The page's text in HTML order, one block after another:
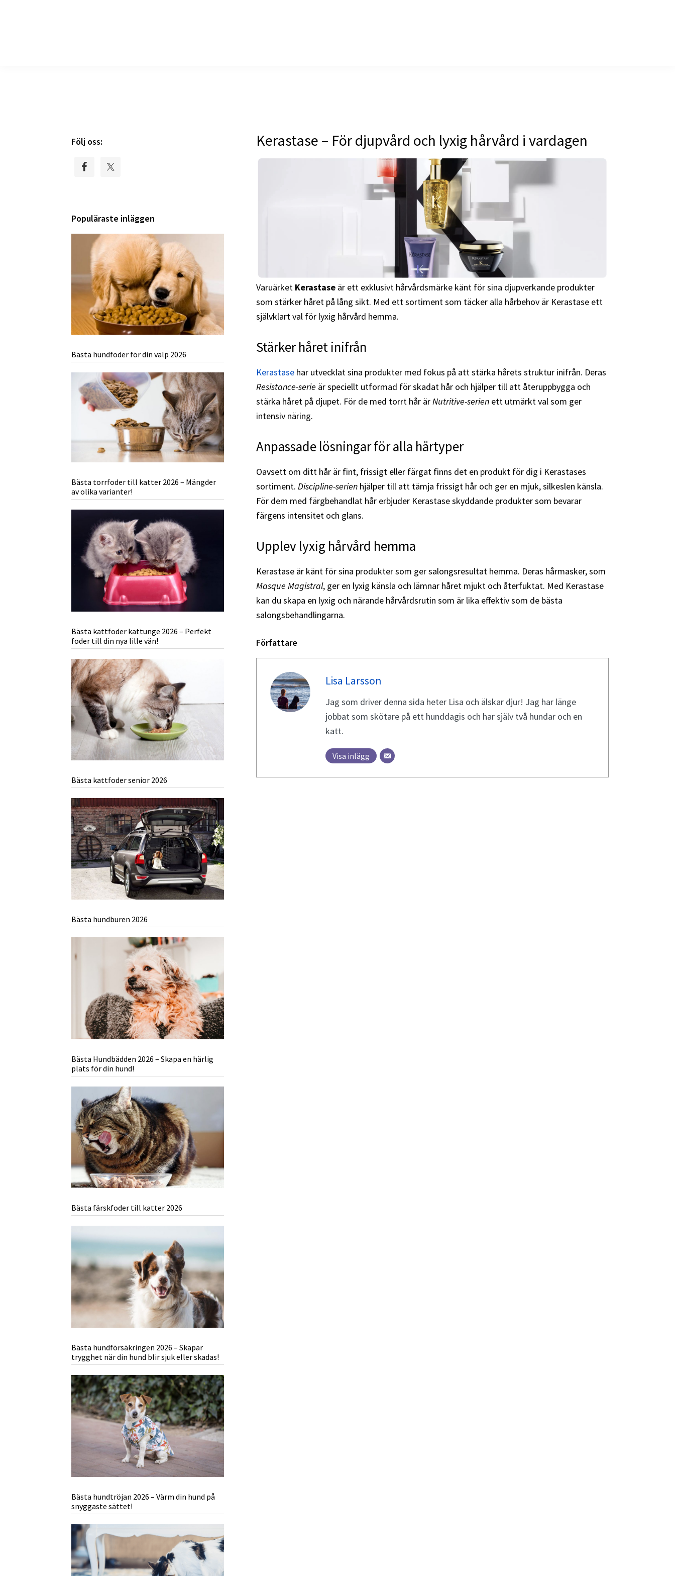
Kerastase – För djupvård och lyxig hårvård i vardagen
Varuärket Kerastase är ett exklusivt hårvårdsmärke känt för sina djupverkande produkter
som stärker håret på lång sikt. Med ett sortiment som täcker alla hårbehov är Kerastase ett
självklart val för lyxig hårvård hemma.
Stärker håret inifrån
Kerastase har utvecklat sina produkter med fokus på att stärka hårets struktur inifrån. Deras
Resistance-serie är speciellt utformad för skadat hår och hjälper till att återuppbygga och
stärka håret på djupet. För de med torrt hår ärNutritive-serien ett utmärkt val som ger
intensiv näring.
Anpassade lösningar för alla hårtyper
Oavsett om ditt hår är fint, frissigt eller färgat finns det en produkt för dig i Kerastases
sortiment. Discipline-serien hjälper till att tämja frissigt hår och ger en mjuk, silkeslen känsla.
För dem med färgbehandlat hår erbjuder Kerastase skyddande produkter som bevarar
färgens intensitet och glans.
Upplev lyxig hårvård hemma
Kerastase är känt för sina produkter som ger salongsresultat hemma. Deras hårmasker, som
Masque Magistral, ger en lyxig känsla och lämnar håret mjukt och återfuktat. Med Kerastase
kan du skapa en lyxig och närande hårvårdsrutin som är lika effektiv som de bästa
salongsbehandlingarna.
Författare
Lisa Larsson
Jag som driver denna sida heter Lisa och älskar djur! Jag har länge
jobbat som skötare på ett hunddagis och har själv två hundar och en
katt.
Visa inlägg
Primary
Följ oss:
Populäraste inläggen
Bästa hundfoder för din valp 2026
Bästa torrfoder till katter 2026 – Mängder
av olika varianter!
Bästa kattfoder kattunge 2026 – Perfekt
foder till din nya lille vän!
Bästa kattfoder senior 2026
Bästa hundburen 2026
Bästa Hundbädden 2026 – Skapa en härlig
plats för din hund!
Bästa färskfoder till katter 2026
Bästa hundförsäkringen 2026 – Skapar
trygghet när din hund blir sjuk eller skadas!
Bästa hundtröjan 2026 – Värm din hund på
snyggaste sättet!